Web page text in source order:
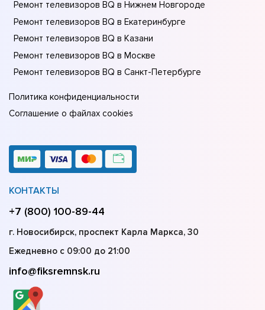
Ремонт телевизоров BQ в Нижнем Новгороде
Ремонт телевизоров BQ в Екатеринбурге
Ремонт телевизоров BQ в Казани
Ремонт телевизоров BQ в Москве
Ремонт телевизоров BQ в Санкт-Петербурге
Политика конфиденциальности
Соглашение о файлах cookies
КОНТАКТЫ
+7 (800) 100-89-44
г. Новосибирск, проспект Карла Маркса, 30
Ежедневно с 09:00 до 21:00
info@fiksremnsk.ru